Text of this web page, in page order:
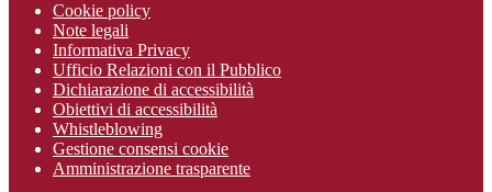
Cookie policy
Note legali
Informativa Privacy
Ufficio Relazioni con il Pubblico
Dichiarazione di accessibilità
Obiettivi di accessibilità
Whistleblowing
Gestione consensi cookie
Amministrazione trasparente